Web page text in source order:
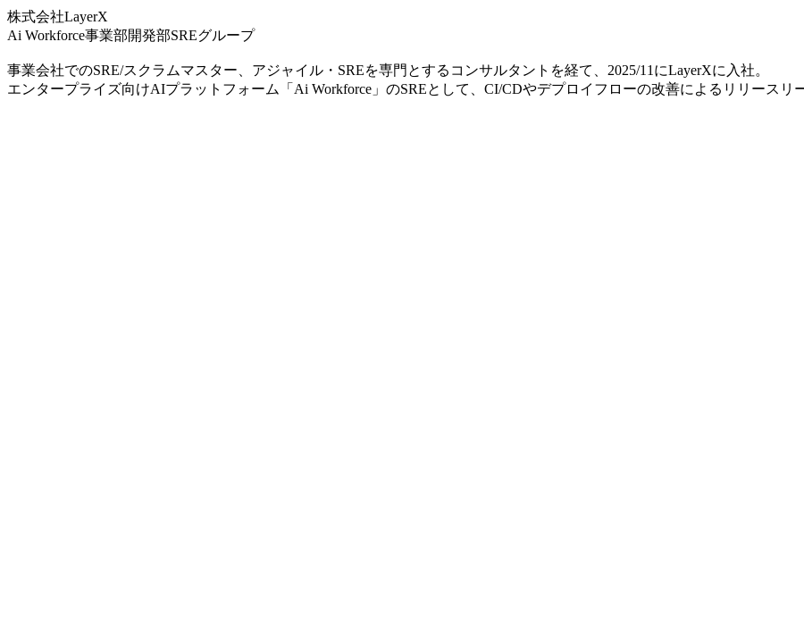
株式会社LayerX
Ai Workforce事業部開発部SREグループ
事業会社でのSRE/スクラムマスター、アジャイル・SREを専門とするコンサルタントを経て、2025/11にLayerXに入社。
エンタープライズ向けAIプラットフォーム「Ai Workforce」のSREとして、CI/CDやデプロイフローの改善によるリリースリ